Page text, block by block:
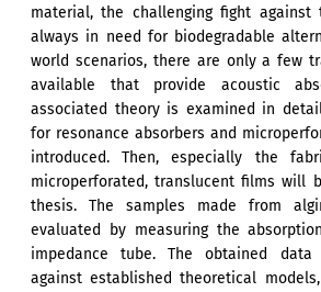
material, the challenging fight
always in need for biodegradable
world scenarios, there are only a few
available that provide acoustic
associated theory is examined in
for resonance absorbers and
introduced. Then, especially the
microperforated, translucent films will
thesis. The samples made from
evaluated by measuring the
impedance tube. The obtained
against established theoretical